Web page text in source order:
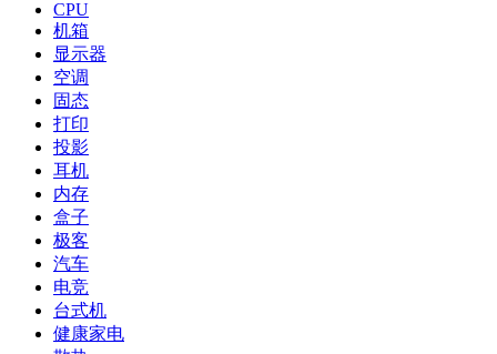
CPU
机箱
显示器
空调
固态
打印
投影
耳机
内存
盒子
极客
汽车
电竞
台式机
健康家电